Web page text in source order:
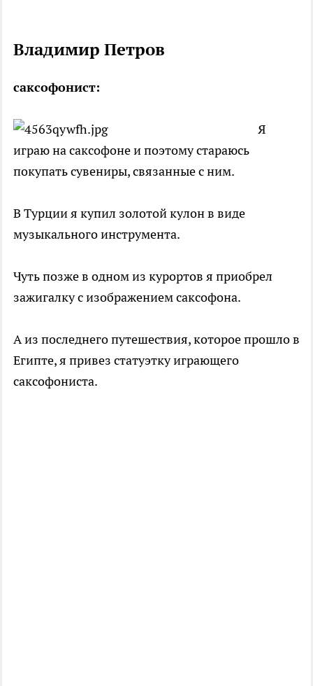
Владимир Петров
саксофонист:
Я
играю на саксофоне и поэтому стараюсь
покупать сувениры, связанные с ним.
В Турции я купил золотой кулон в виде
музыкального инструмента.
Чуть позже в одном из курортов я приобрел
зажигалку с изображением саксофона.
А из последнего путешествия, которое прошло в
Египте, я привез статуэтку играющего
саксофониста.